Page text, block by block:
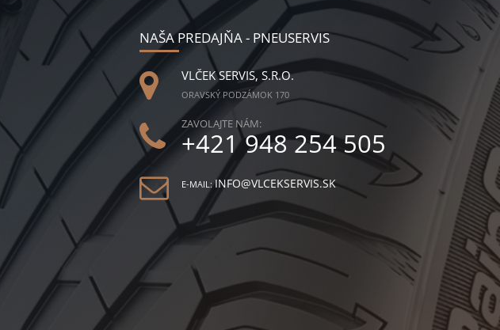
NAŠA PREDAJŇA - PNEUSERVIS
VLČEK SERVIS, S.R.O.
ORAVSKÝ PODZÁMOK 170
ZAVOLAJTE NÁM:
+421 948 254 505
E-MAIL:INFO@VLCEKSERVIS.SK